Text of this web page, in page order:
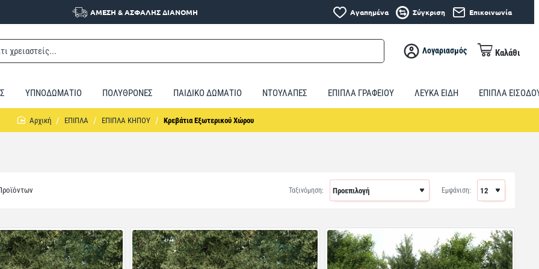
ΑΜΕΣΗ & ΑΣΦΑΛΗΣ ΔΙΑΝΟΜΗ Αγαπημένα Σύγκριση Επικοινωνία
Λογαριασμός Καλάθι
ΥΠΝΟΔΩΜΑΤΙΟ ΠΟΛΥΘΡΟΝΕΣ ΠΑΙΔΙΚΟ ΔΩΜΑΤΙΟ ΝΤΟΥΛΑΠΕΣ ΕΠΙΠΛΑ ΓΡΑΦΕΙΟΥ ΛΕΥΚΑ ΕΙΔΗ ΕΠΙΠΛΑ
homeΕΠΙΠΛΑ ΕΠΙΠΛΑ ΚΗΠΟΥ Κρεβάτια Εξωτερικού Χώρου
Ταξινόμηση: Εμφάνιση: